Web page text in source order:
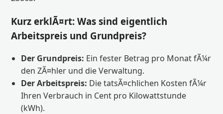
Kurz erklÃ¤rt: Was sind eigentlich
Arbeitspreis und Grundpreis?
Der Grundpreis: Ein fester Betrag pro Monat fÃ¼r
den ZÃ¤hler und die Verwaltung.
Der Arbeitspreis: Die tatsÃ¤chlichen Kosten fÃ¼r
Ihren Verbrauch in Cent pro Kilowattstunde
(kWh).